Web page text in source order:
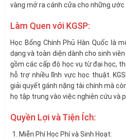
vàng mở ra cánh cửa cho những ước
Làm Quen với KGSP:
Học Bổng Chính Phủ Hàn Quốc là
dạng và toàn diện dành cho sinh
gồm các cấp độ học vụ từ đại học,
hỗ trợ nhiều lĩnh vực học thuật.
giải quyết gánh nặng tài chính mà
họ tập trung vào việc nghiên cứu và
Quyền Lợi và Tiện Ích:
Miễn Phí Học Phí và Sinh Hoạt: